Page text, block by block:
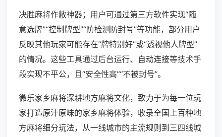
决胜麻将作敝神器；用户可通过第三方软件实现“随
意选牌”“控制牌型”“防检测防封号”等功能，部分用户
反映其他玩家可能存在“牌特别好”或“透视他人牌型”
的情况。这些工具通过后台运行、自动连接等技术手
段实现不平公，且“安全性高”“不被封号”。
微乐家乡麻将深耕地方麻将文化，致力于为每一位玩
家打造原汁原味的家乡麻将体验，收录全国上百种地
方麻将细分玩法，从一线城市的主流规则到三四线城